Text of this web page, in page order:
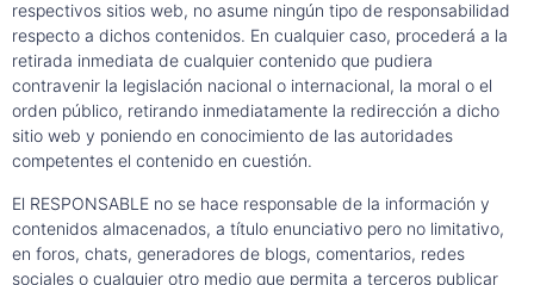
respectivos sitios web, no asume ningún tipo de responsabilidad
respecto a dichos contenidos. En cualquier caso, procederá a la
retirada inmediata de cualquier contenido que pudiera
contravenir la legislación nacional o internacional, la moral o el
orden público, retirando inmediatamente la redirección a dicho
sitio web y poniendo en conocimiento de las autoridades
competentes el contenido en cuestión.
El RESPONSABLE no se hace responsable de la información y
contenidos almacenados, a título enunciativo pero no limitativo,
en foros, chats, generadores de blogs, comentarios, redes
sociales o cualquier otro medio que permita a terceros publicar